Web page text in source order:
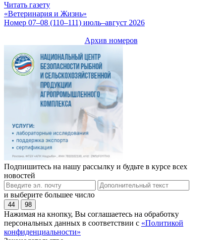
Читать газету
«Ветеринария и Жизнь»
Номер 07–08 (110–111) июль–август 2026
Архив номеров
Подпишитесь на нашу рассылку и будьте в курсе всех
новостей
и выберите большее число
44 98
Нажимая на кнопку, Вы соглашаетесь на обработку
персональных данных в соответствии с «Политикой
конфиденциальности»